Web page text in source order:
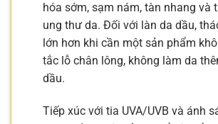
hóa sớm, sạm nám, tàn nhang và
ung thư da. Đối với làn da dầu,
lớn hơn khi cần một sản phẩm
tắc lỗ chân lông, không làm da
dầu.
Tiếp xúc với tia UVA/UVB và ánh